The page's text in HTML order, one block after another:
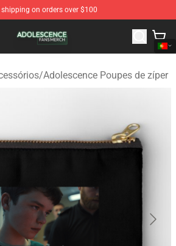
shipping on orders over $100
- Official Adolescence Merchandise
/Adolescence Poupes de zíper